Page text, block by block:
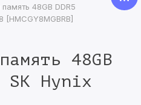
48GB DDR5
[HMCGY8MGBRB]
48GB
SK Hynix